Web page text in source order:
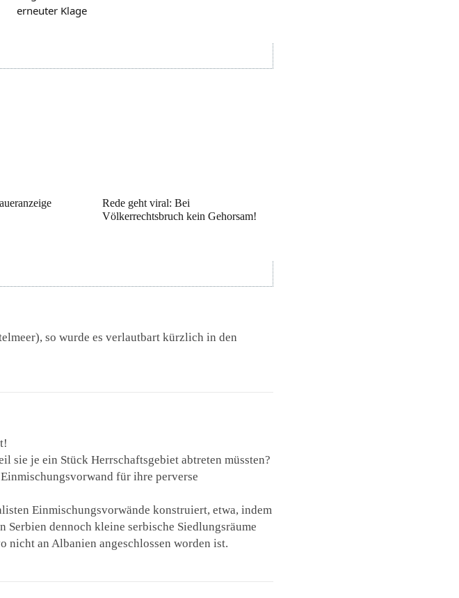
erneuter Klage
Rede geht viral: Bei
Völkerrechtsbruch kein Gehorsam!
so wurde es verlautbart kürzlich in den
sie je ein Stück Herrschaftsgebiet abtreten müssten?
für ihre perverse
Einmischungsvorwände konstruiert, etwa, indem
dennoch kleine serbische Siedlungsräume
an Albanien angeschlossen worden ist.